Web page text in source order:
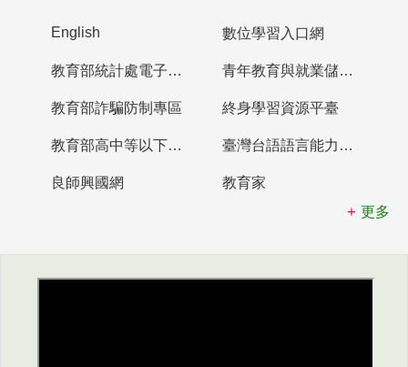
English 數位學習入口網
教育部統計處電子書櫃 青年教育與就業儲蓄帳戶
教育部詐騙防制專區 終身學習資源平臺
教育部高中等以下學校及幼兒園教師資格檢定考試 臺灣台語語言能力認證網站
良師興國網
教育家
更多